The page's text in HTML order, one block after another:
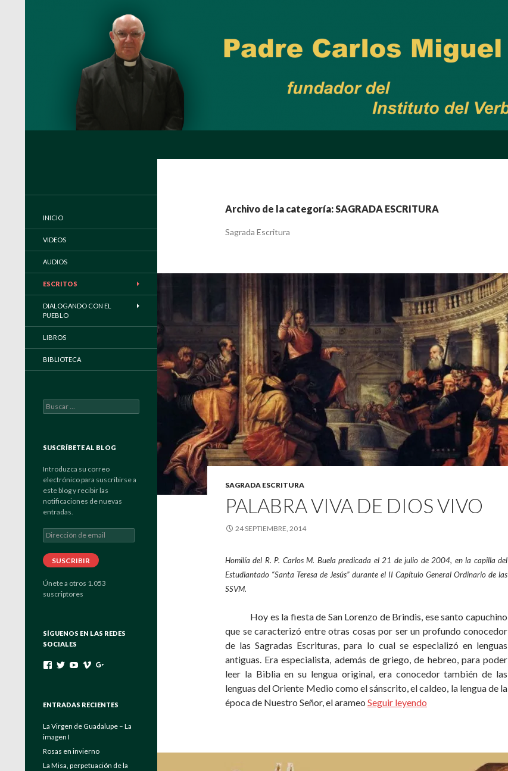
Archivo de la categoría: SAGRADA ESCRITURA
Sagrada Escritura
SAGRADA ESCRITURA
PALABRA VIVA DE DIOS VIVO
24 SEPTIEMBRE, 2014
Homilía del R. P. Carlos M. Buela predicada el 21 de julio de 2004, en la capilla del
Estudiantado “Santa Teresa de Jesús” durante el II Capítulo General Ordinario de las
SSVM.
Hoy es la fiesta de San Lorenzo de Brindis, ese santo capuchino
que se caracterizó entre otras cosas por ser un profundo conocedor
de las Sagradas Escrituras, para lo cual se especializó en lenguas
antiguas. Era especialista, además de griego, de hebreo, para poder
leer la Biblia en su lengua original, era conocedor también de las
lenguas del Oriente Medio como el sánscrito, el caldeo, la lengua de la
época de Nuestro Señor, el arameo Seguir leyendo
INICIO
VIDEOS
AUDIOS
ESCRITOS
DIALOGANDO CON EL
PUEBLO
LIBROS
BIBLIOTECA
Buscar:
SUSCRÍBETE AL BLOG
Introduzca su correo
electrónico para suscribirse a
este blog y recibir las
notificaciones de nuevas
entradas.
Dirección
de
email
SUSCRIBIR
Únete a otros 1.053
suscriptores
SÍGUENOS EN LAS REDES
SOCIALES
Ver
en
Ver
en
Ver
en
Ver
en en
ENTRADAS RECIENTES
La Virgen de Guadalupe – La
imagen I
Rosas en invierno
La Misa, perpetuación de la